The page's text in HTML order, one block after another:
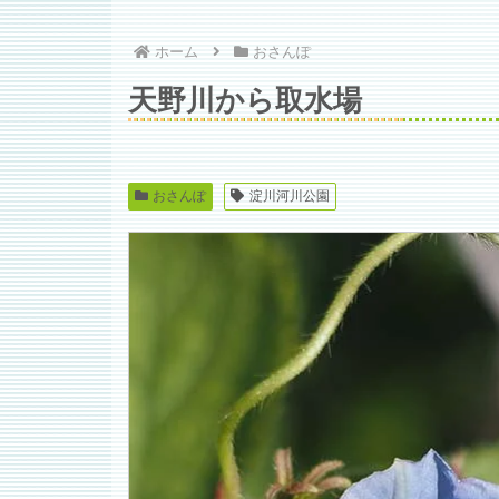
ホーム おさんぽ
天野川から取水場
おさんぽ 淀川河川公園